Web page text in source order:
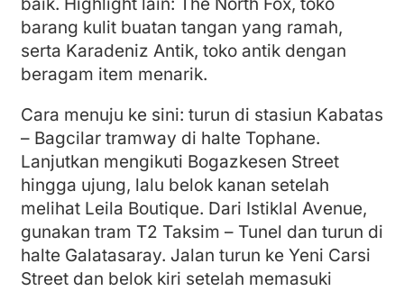
baik. Highlight lain: The North Fox, toko
barang kulit buatan tangan yang ramah,
serta Karadeniz Antik, toko antik dengan
beragam item menarik.
Cara menuju ke sini: turun di stasiun Kabatas
– Bagcilar tramway di halte Tophane.
Lanjutkan mengikuti Bogazkesen Street
hingga ujung, lalu belok kanan setelah
melihat Leila Boutique. Dari Istiklal Avenue,
gunakan tram T2 Taksim – Tunel dan turun di
halte Galatasaray. Jalan turun ke Yeni Carsi
Street dan belok kiri setelah memasuki